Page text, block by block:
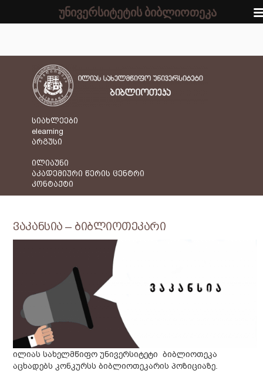
სიახლეები
elearning
არგუსი
ილიაუნი
აკადემიური წერის ცენტრი
კონტაქტი
ვაკანსია – ბიბლიოთეკარი
ილიას სახელმწიფო უნივერსიტეტი ბიბლიოთეკა
აცხადებს კონკურსს ბიბლიოთეკარის პოზიციაზე.
უნივერსიტეტის ბიბლიოთეკა